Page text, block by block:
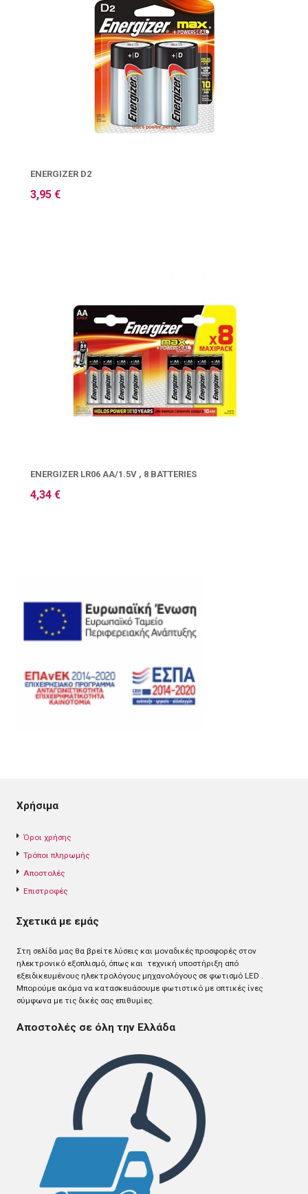
ENERGIZER D2
3,95 €
ENERGIZER LR06 AA/1.5V , 8 BATTERIES
4,34 €
Χρήσιμα
Όροι χρήσης
Τρόποι πληρωμής
Αποστολές
Επιστροφές
Σχετικά με εμάς
Στη σελίδα μας θα βρείτε λύσεις και μοναδικές προσφορές στον
ηλεκτρονικό εξοπλισμό, όπως και τεχνική υποστήριξη από
εξειδικευμένους ηλεκτρολόγους μηχανολόγους σε φωτισμό LED .
Mπορούμε ακόμα να κατασκευάσουμε φωτιστικό με οπτικές ίνες
σύμφωνα με τις δικές σας επιθυμίες.
Αποστολές σε όλη την Ελλάδα